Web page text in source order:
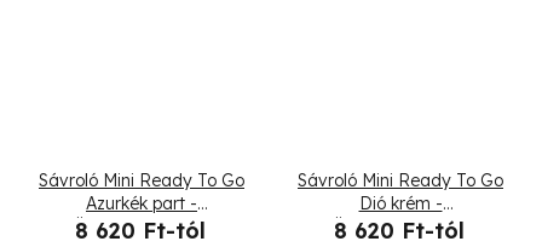
Sávroló Mini Ready To Go
Azurkék part -
Összehajtogatott
8 620 Ft-tól
Sávroló Mini Ready To Go
Dió krém -
Összehajtogatott
8 620 Ft-tól